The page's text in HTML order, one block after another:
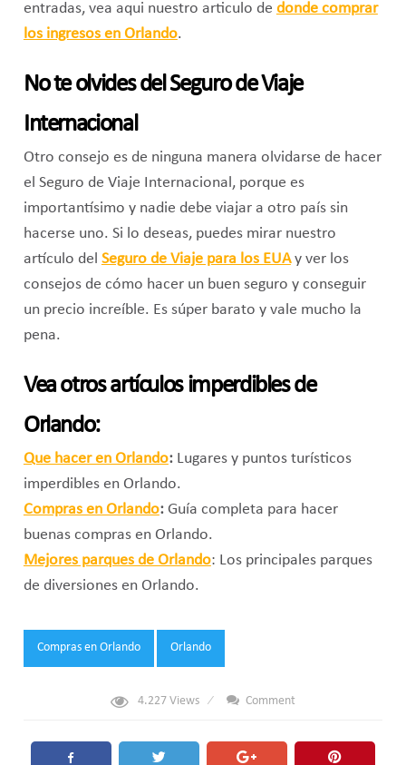
entradas, vea aqui nuestro articulo de donde comprar
los ingresos en Orlando.
No te olvides del Seguro de Viaje
Internacional
Otro consejo es de ninguna manera olvidarse de hacer
el Seguro de Viaje Internacional, porque es
importantísimo y nadie debe viajar a otro país sin
hacerse uno. Si lo deseas, puedes mirar nuestro
artículo del Seguro de Viaje para los EUAy ver los
consejos de cómo hacer un buen seguro y conseguir
un precio increíble. Es súper barato y vale mucho la
pena.
Vea otros artículos imperdibles de
Orlando:
Que hacer en Orlando:Lugares y puntos turísticos
imperdibles en Orlando.
Compras en Orlando:Guía completa para hacer
buenas compras en Orlando.
Mejores parques de Orlando: Los principales parques
de diversiones en Orlando.
Tags:
Compras en Orlando Orlando
4.227 Views Comment